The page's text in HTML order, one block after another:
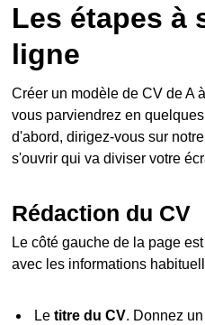
Les étapes à
ligne
Créer un modèle de CV de A
vous parviendrez en
d'abord, dirigez-vous sur
s'ouvrir qui va diviser votre
Rédaction du CV
Le côté gauche de la page
avec les informations
Letitre du CV. Donnez